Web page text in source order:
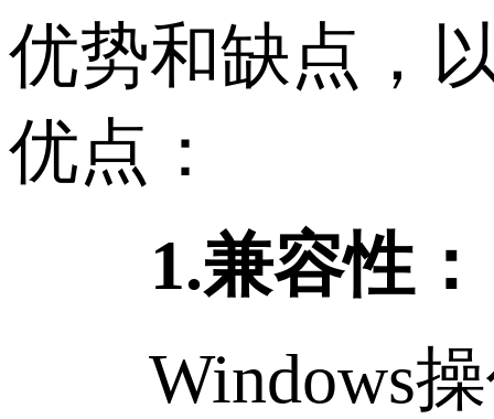
优势和缺点，
优点：
1.兼容性：
Windows操